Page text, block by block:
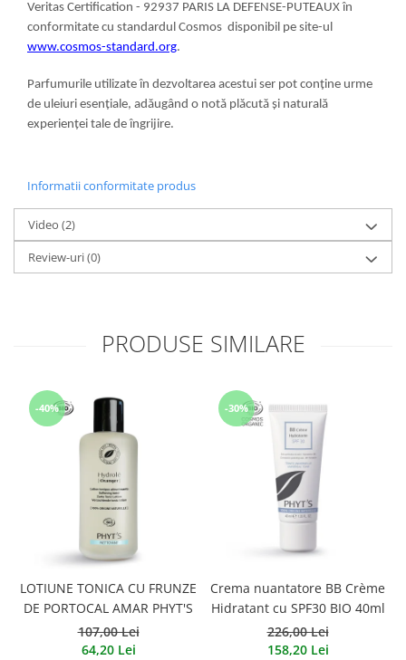
Veritas Certification - 92937 PARIS LA DEFENSE-PUTEAUX în
conformitate cu standardul Cosmos disponibil pe site-ul
www.cosmos-standard.org.
Parfumurile utilizate în dezvoltarea acestui ser pot conține urme
de uleiuri esențiale, adăugând o notă plăcută și naturală
experienței tale de îngrijire.
Informatii conformitate produs
Video (2)
Review-uri(0)
PRODUSE SIMILARE
-40%
LOTIUNE TONICA CU FRUNZE
DE PORTOCAL AMAR PHYT'S
107,00 Lei
64,20 Lei
-30%
Crema nuantatore BB Crème
Hidratant cu SPF30 BIO 40ml
226,00 Lei
158,20 Lei